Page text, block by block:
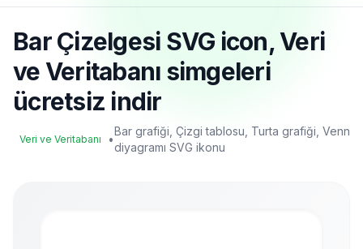
Bar Çizelgesi SVG icon, Veri
ve Veritabanı simgeleri
ücretsiz indir
Veri ve Veritabanı •
Bar grafiği, Çizgi tablosu, Turta grafiği, Venn
diyagramı SVG ikonu